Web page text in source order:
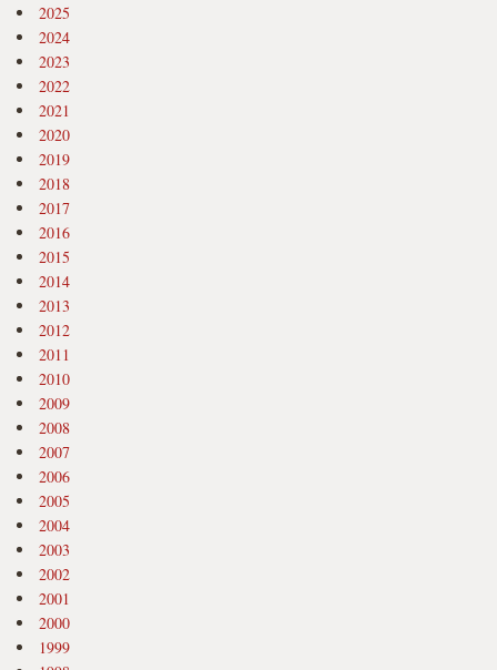
2025
2024
2023
2022
2021
2020
2019
2018
2017
2016
2015
2014
2013
2012
2011
2010
2009
2008
2007
2006
2005
2004
2003
2002
2001
2000
1999